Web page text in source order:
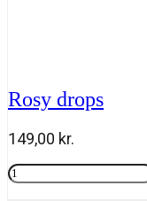
Rosy drops
149,00 kr.
Rosy
drops